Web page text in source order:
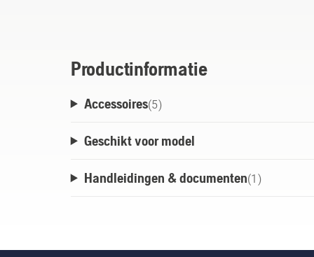
compatibel met de Husqvarna Storage
eindkappen worden meegeleverd om de
Productinformatie
Accessoires(5)
Geschikt voor model
Handleidingen & documenten(1 )